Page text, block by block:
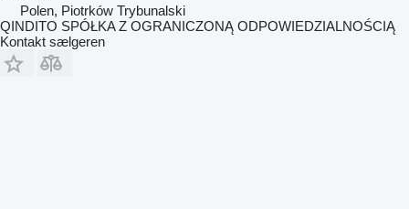
Polen, Piotrków Trybunalski
QINDITO SPÓŁKA Z OGRANICZONĄ ODPOWIEDZIALNOŚCIĄ
Kontakt sælgeren